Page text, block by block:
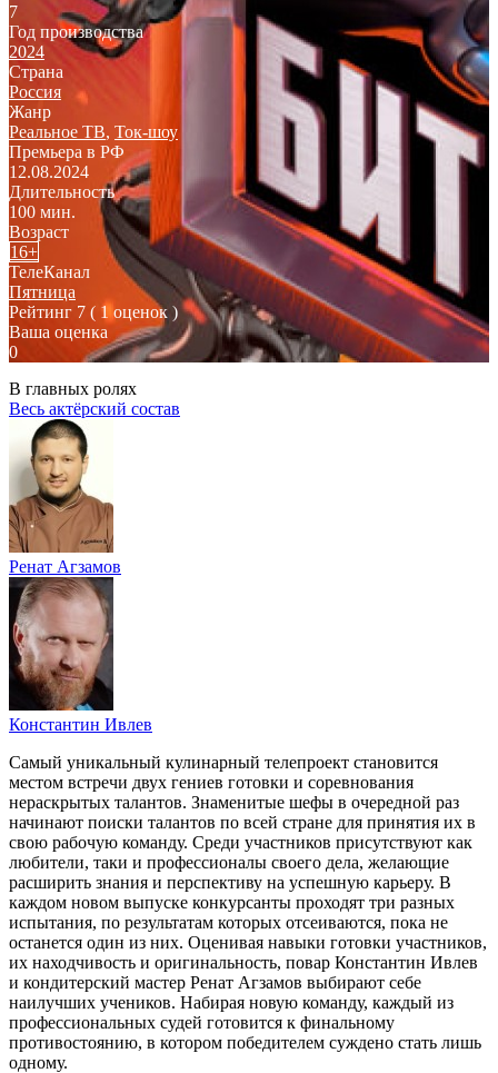
7
Год производства
2024
Страна
Россия
Жанр
Реальное ТВ, Ток-шоу
Премьера в РФ
12.08.2024
Длительность
100 мин.
Возраст
16+
ТелеКанал
Пятница
Рейтинг 7 ( 1 оценок )
Ваша оценка
0
В главных ролях
Весь актёрский состав
Ренат Агзамов
Константин Ивлев
Самый уникальный кулинарный телепроект становится
местом встречи двух гениев готовки и соревнования
нераскрытых талантов. Знаменитые шефы в очередной раз
начинают поиски талантов по всей стране для принятия их в
свою рабочую команду. Среди участников присутствуют как
любители, таки и профессионалы своего дела, желающие
расширить знания и перспективу на успешную карьеру. В
каждом новом выпуске конкурсанты проходят три разных
испытания, по результатам которых отсеиваются, пока не
останется один из них. Оценивая навыки готовки участников,
их находчивость и оригинальность, повар Константин Ивлев
и кондитерский мастер Ренат Агзамов выбирают себе
наилучших учеников. Набирая новую команду, каждый из
профессиональных судей готовится к финальному
противостоянию, в котором победителем суждено стать лишь
одному.